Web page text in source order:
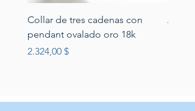
Collar de tres cadenas con
pendant ovalado oro 18k
Preis
2.324,00 $